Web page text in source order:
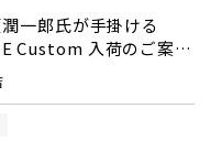
一郎氏が手掛ける
Custom 入荷のご案